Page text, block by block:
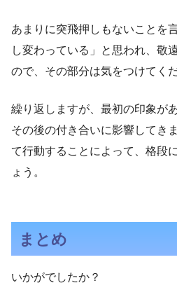
あまりに突飛押しもないことを
し変わっている」と思われ、敬
ので、その部分は気をつけてく
繰り返しますが、最初の印象が
その後の付き合いに影響してき
て行動することによって、格段
ょう。
まとめ
いかがでしたか？